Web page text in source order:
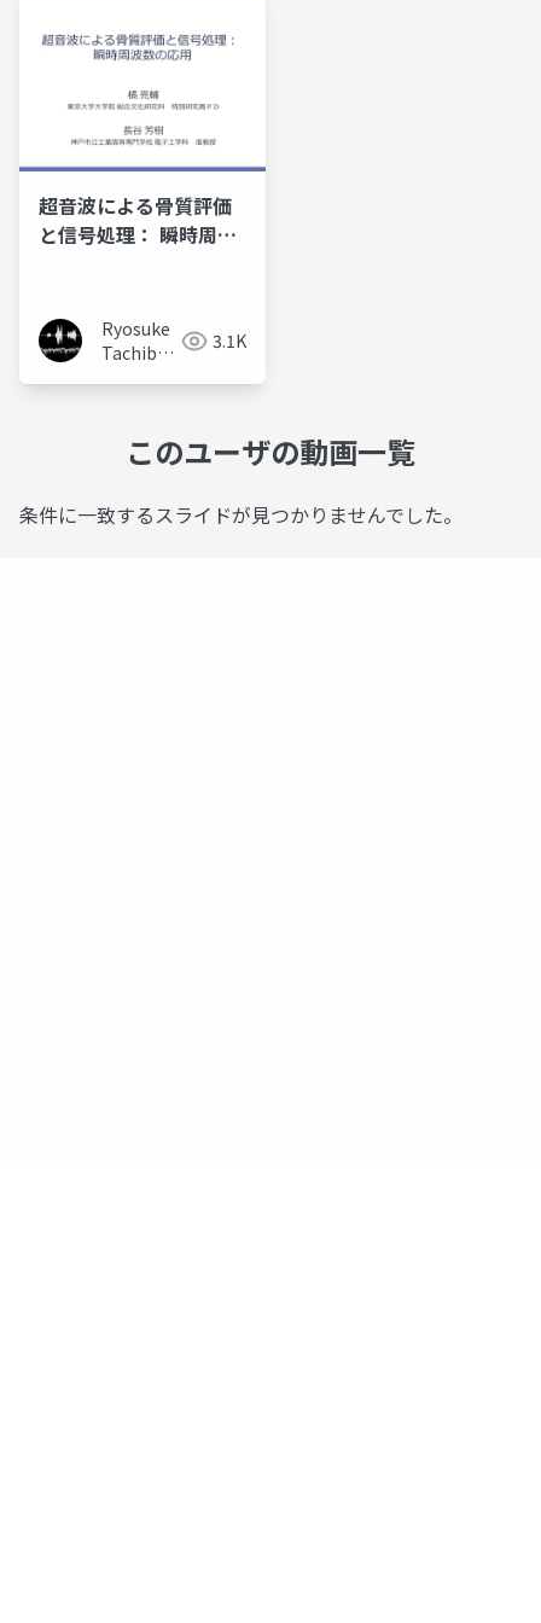
超音波による⾻質評価
と信号処理： 瞬時周波
Ryosuke
Tachibana
3.1K
このユーザの動画一覧
条件に一致するスライドが見つかりませんでした。